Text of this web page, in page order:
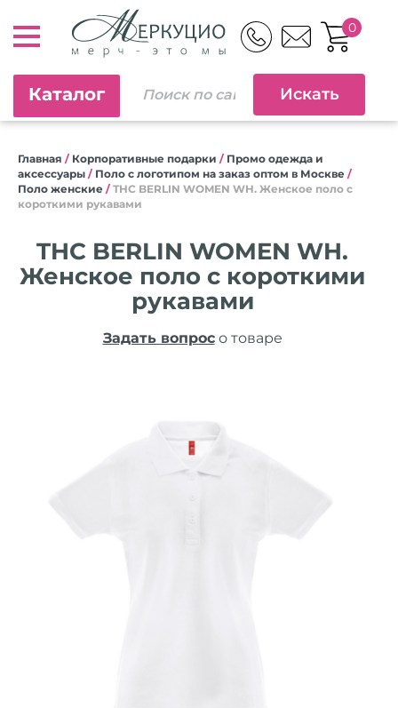
0
Каталог
Главная / Корпоративные подарки / Промо одежда и
аксессуары / Поло с логотипом на заказ оптом в Москве /
Поло женские / THC BERLIN WOMEN WH. Женское поло с
короткими рукавами
THC BERLIN WOMEN WH.
Женское поло с короткими
рукавами
Задать вопросо товаре